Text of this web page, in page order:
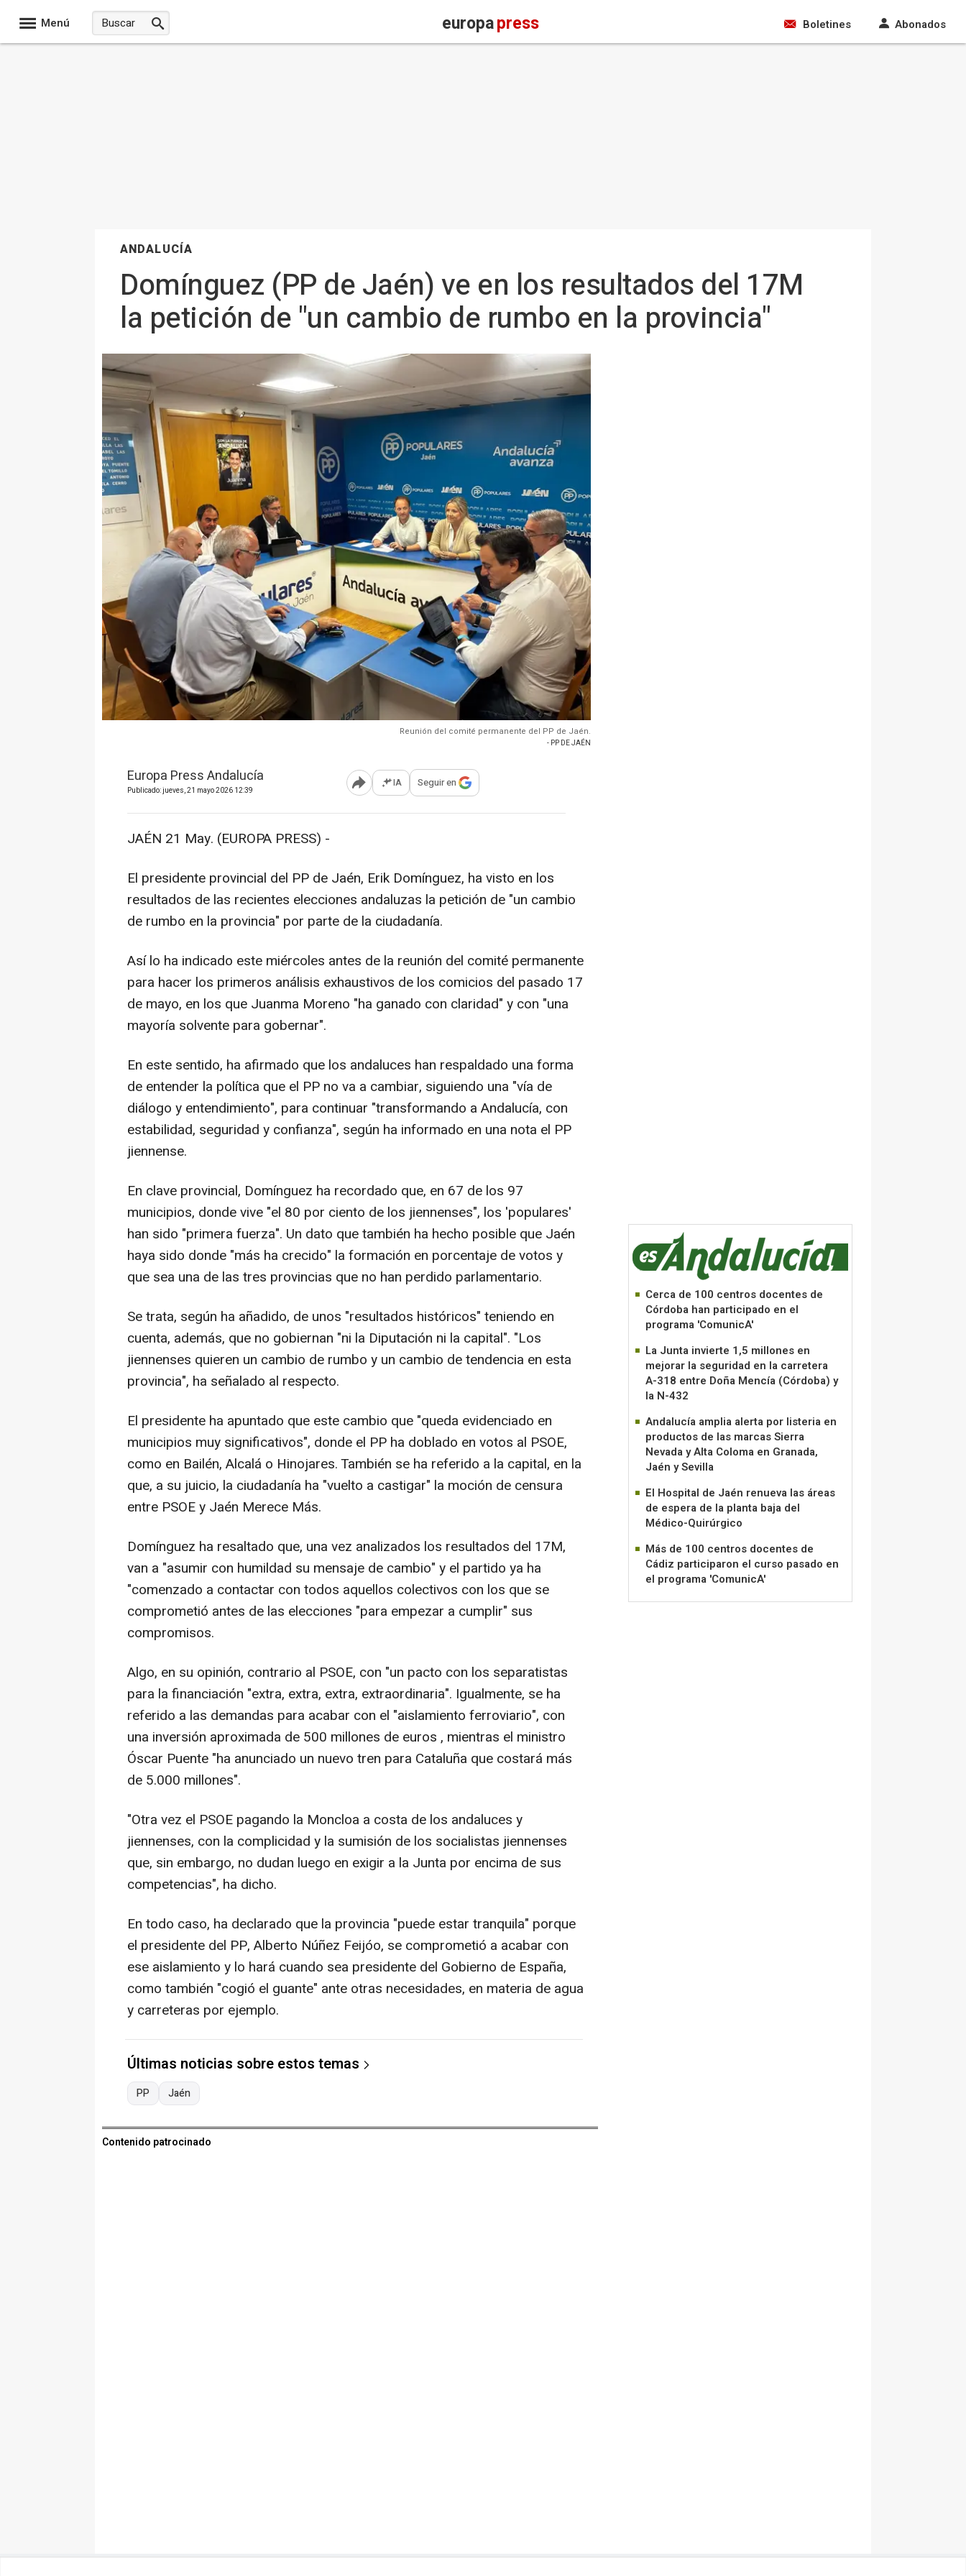
Menú europapress Boletines Abonados
ANDALUCÍA
Domínguez (PP de Jaén) ve en los resultados del 17M
la petición de "un cambio de rumbo en la provincia"
Reunión del comité permanente del PP de Jaén.
- PP DE JAÉN
Europa Press Andalucía
Publicado: jueves, 21 mayo 2026 12:39 Abrir opciones para compartir
IA Seguir en
JAÉN 21 May. (EUROPA PRESS) -
El presidente provincial del PP de Jaén, Erik Domínguez, ha visto en los
resultados de las recientes elecciones andaluzas la petición de "un cambio
de rumbo en la provincia" por parte de la ciudadanía.
Así lo ha indicado este miércoles antes de la reunión del comité permanente
para hacer los primeros análisis exhaustivos de los comicios del pasado 17
de mayo, en los que Juanma Moreno "ha ganado con claridad" y con "una
mayoría solvente para gobernar".
En este sentido, ha afirmado que los andaluces han respaldado una forma
de entender la política que el PP no va a cambiar, siguiendo una "vía de
diálogo y entendimiento", para continuar "transformando a Andalucía, con
estabilidad, seguridad y confianza", según ha informado en una nota el PP
jiennense.
En clave provincial, Domínguez ha recordado que, en 67 de los 97
municipios, donde vive "el 80 por ciento de los jiennenses", los 'populares'
han sido "primera fuerza". Un dato que también ha hecho posible que Jaén
haya sido donde "más ha crecido" la formación en porcentaje de votos y
que sea una de las tres provincias que no han perdido parlamentario.
Se trata, según ha añadido, de unos "resultados históricos" teniendo en
cuenta, además, que no gobiernan "ni la Diputación ni la capital". "Los
jiennenses quieren un cambio de rumbo y un cambio de tendencia en esta
provincia", ha señalado al respecto.
El presidente ha apuntado que este cambio que "queda evidenciado en
municipios muy significativos", donde el PP ha doblado en votos al PSOE,
como en Bailén, Alcalá o Hinojares. También se ha referido a la capital, en la
que, a su juicio, la ciudadanía ha "vuelto a castigar" la moción de censura
entre PSOE y Jaén Merece Más.
Domínguez ha resaltado que, una vez analizados los resultados del 17M,
van a "asumir con humildad su mensaje de cambio" y el partido ya ha
"comenzado a contactar con todos aquellos colectivos con los que se
comprometió antes de las elecciones "para empezar a cumplir" sus
compromisos.
Algo, en su opinión, contrario al PSOE, con "un pacto con los separatistas
para la financiación "extra, extra, extra, extraordinaria". Igualmente, se ha
referido a las demandas para acabar con el "aislamiento ferroviario", con
una inversión aproximada de 500 millones de euros , mientras el ministro
Óscar Puente "ha anunciado un nuevo tren para Cataluña que costará más
de 5.000 millones".
"Otra vez el PSOE pagando la Moncloa a costa de los andaluces y
jiennenses, con la complicidad y la sumisión de los socialistas jiennenses
que, sin embargo, no dudan luego en exigir a la Junta por encima de sus
competencias", ha dicho.
En todo caso, ha declarado que la provincia "puede estar tranquila" porque
el presidente del PP, Alberto Núñez Feijóo, se comprometió a acabar con
ese aislamiento y lo hará cuando sea presidente del Gobierno de España,
como también "cogió el guante" ante otras necesidades, en materia de agua
y carreteras por ejemplo.
Últimas noticias sobre estos temas
PP Jaén
Contenido patrocinado
Cerca de 100 centros docentes de
Córdoba han participado en el
programa 'ComunicA'
La Junta invierte 1,5 millones en
mejorar la seguridad en la carretera
A-318 entre Doña Mencía (Córdoba) y
la N-432
Andalucía amplia alerta por listeria en
productos de las marcas Sierra
Nevada y Alta Coloma en Granada,
Jaén y Sevilla
El Hospital de Jaén renueva las áreas
de espera de la planta baja del
Médico-Quirúrgico
Más de 100 centros docentes de
Cádiz participaron el curso pasado en
el programa 'ComunicA'